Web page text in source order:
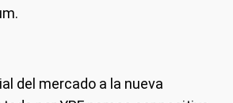
del mercado a la nueva